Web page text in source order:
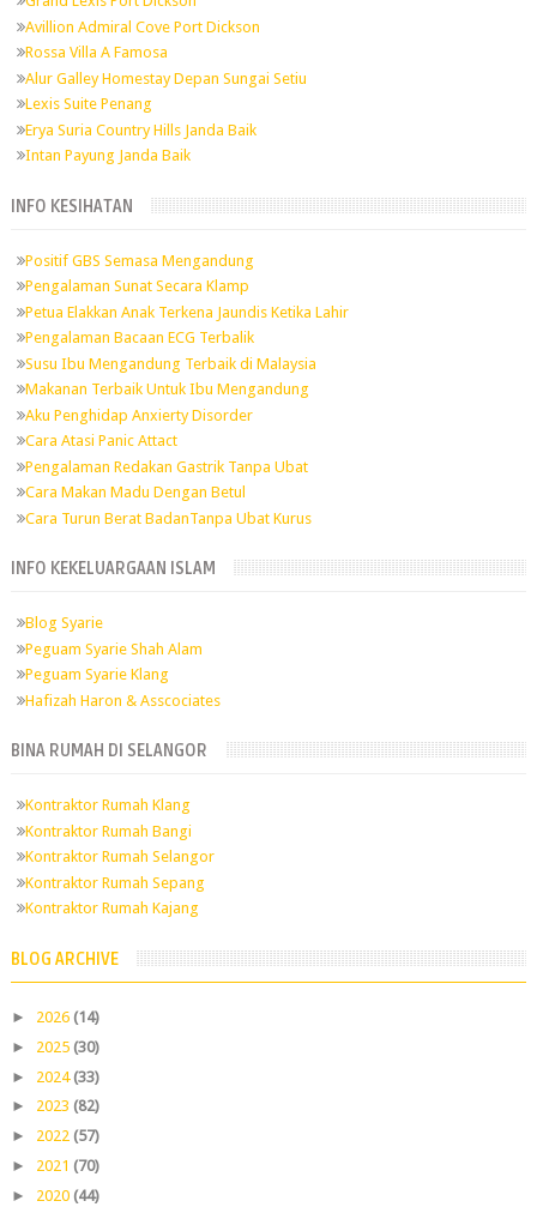
Avillion Admiral Cove Port Dickson
Rossa Villa A Famosa
Alur Galley Homestay Depan Sungai Setiu
Lexis Suite Penang
Erya Suria Country Hills Janda Baik
Intan Payung Janda Baik
INFO KESIHATAN
Positif GBS Semasa Mengandung
Pengalaman Sunat Secara Klamp
Petua Elakkan Anak Terkena Jaundis Ketika Lahir
Pengalaman Bacaan ECG Terbalik
Susu Ibu Mengandung Terbaik di Malaysia
Makanan Terbaik Untuk Ibu Mengandung
Aku Penghidap Anxierty Disorder
Cara Atasi Panic Attact
Pengalaman Redakan Gastrik Tanpa Ubat
Cara Makan Madu Dengan Betul
Cara Turun Berat BadanTanpa Ubat Kurus
INFO KEKELUARGAAN ISLAM
Blog Syarie
Peguam Syarie Shah Alam
Peguam Syarie Klang
Hafizah Haron & Asscociates
BINA RUMAH DI SELANGOR
Kontraktor Rumah Klang
Kontraktor Rumah Bangi
Kontraktor Rumah Selangor
Kontraktor Rumah Sepang
Kontraktor Rumah Kajang
BLOG ARCHIVE
► 2026 (14)
► 2025 (30)
► 2024 (33)
► 2023 (82)
► 2022 (57)
► 2021 (70)
► 2020 (44)